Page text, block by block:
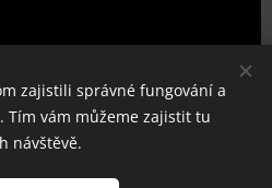
zajistili správné fungování a
Tím vám můžeme zajistit tu
návštěvě.